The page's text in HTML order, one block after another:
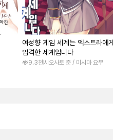
여성향 게임 세계는 엑스트라에게
엄격한 세계입니다
9.3천시오사토 준 / 미시마 요무